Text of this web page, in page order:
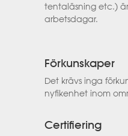
tentaläsning etc.)
arbetsdagar.
Förkunskaper
Det krävs inga
nyfikenhet inom
Certifiering